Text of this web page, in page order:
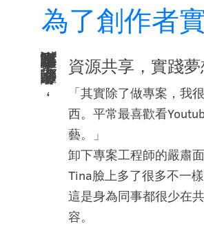
為了創作者
創作者的夢想，讓創創幫助你一起實現！ 資源共享，實踐夢
「其實除了做專案，我
西。平常最喜歡看
藝。」
卸下專案工程師的嚴肅
Tina臉上多了很多不一樣
這是身為同事都很少在
容。